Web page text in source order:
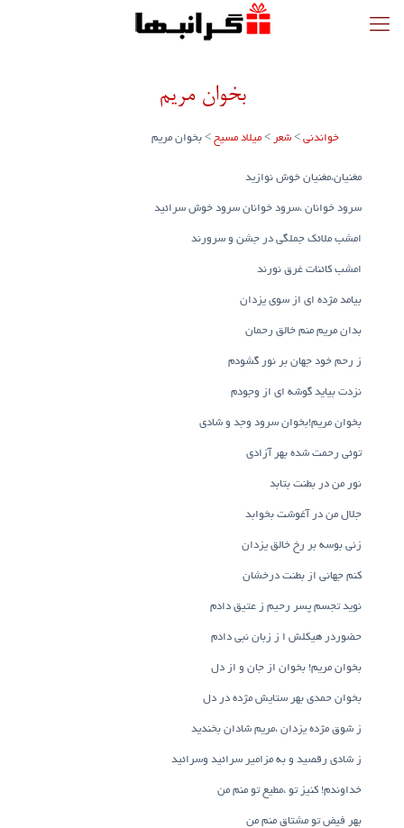
بخوان مریم
خواندنی> شعر > میلاد مسیح> بخوان مریم
مغنیان،مغنیان خوش نوازید
سرود خوانان ،سرود خوانان سرود خوش سرائید
امشب ملائک جملگی در جشن و سرورند
امشب کائنات غرق نورند
بیامد مژده ای از سوی یزدان
بدان مریم منم خالق رحمان
ز رحم خود جهان بر نور گشودم
نزدت بیاید گوشه ای از وجودم
بخوان مریم!بخوان سرود وجد و شادی
توئی رحمت شده بهر آزادی
نور من در بطنت بتابد
جلال من در آغوشت بخوابد
زنی بوسه بر رخ خالق یزدان
کنم جهانی از بطنت درخشان
نوید تجسم پسر رحیم ز عتیق دادم
حضوردر هیکلش ا ز زبان نبی دادم
بخوان مریم! بخوان از جان و از دل
بخوان حمدی بهر ستایش مژده در دل
ز شوق مژده یزدان ،مریم شادان بخندید
ز شادی رقصید و به مزامیر سرائید وسرائید
خداوندم! کنیز تو ،مطیع تو منم من
بهر فیض تو مشتاق منم من